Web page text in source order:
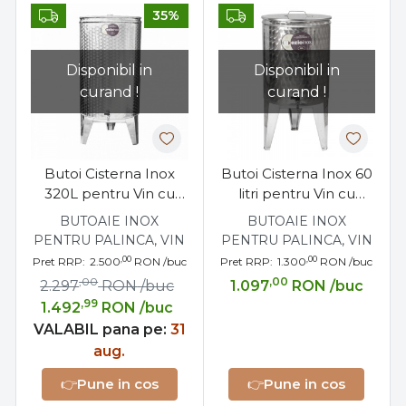
Disponibil in
curand !
35%
Butoi Cisterna Inox
320L pentru Vin cu
Capac Flotant
Etansare Parafina
BUTOAIE INOX
PENTRU PALINCA, VIN
Pret RRP: 2.500 ,00 RON /buc
1.492,99 RON /buc
2.297,00 RON /buc
VALABIL pana pe: 31
aug.
👉Pune in cos
Disponibil in
curand !
Butoi Cisterna Inox 60
litri pentru Vin cu
Capac Flotant
Etansare Parafina
BUTOAIE INOX
PENTRU PALINCA, VIN
Pret RRP: 1.300,00 RON /buc
1.097,00 RON /buc
👉Pune in cos